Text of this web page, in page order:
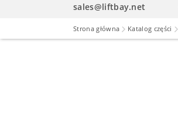
sales@liftbay.net
Strona główna Katalog części